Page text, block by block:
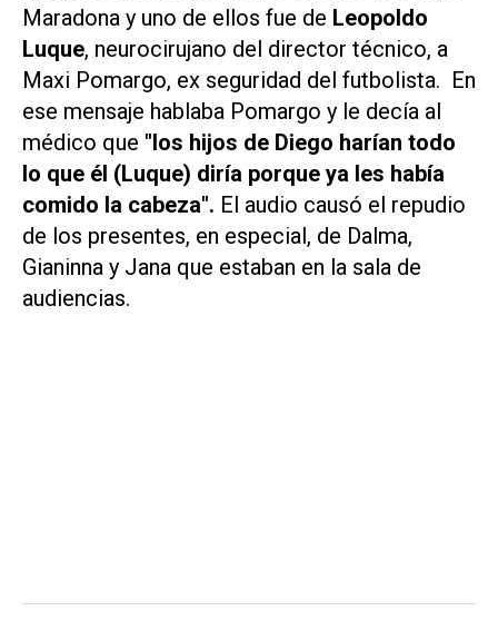
Maradona y uno de ellos fue de Leopoldo
Luque, neurocirujano del director técnico, a
Maxi Pomargo, ex seguridad del futbolista. En
ese mensaje hablaba Pomargo y le decía al
médico que "los hijos de Diego harían todo
lo que él (Luque) diría porque ya les había
comido la cabeza". El audio causó el repudio
de los presentes, en especial, de Dalma,
Gianinna y Jana que estaban en la sala de
audiencias.